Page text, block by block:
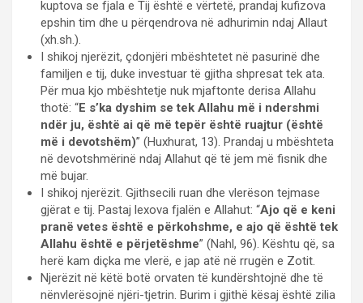
kuptova se fjala e Tij është e vërtetë, prandaj kufizova
epshin tim dhe u përqendrova në adhurimin ndaj Allaut
(xh.sh.).
I shikoj njerëzit, çdonjëri mbështetet në pasurinë dhe
familjen e tij, duke investuar të gjitha shpresat tek ata.
Për mua kjo mbështetje nuk mjaftonte derisa Allahu
thotë: “E s’ka dyshim se tek Allahu më i ndershmi
ndër ju, është ai që më tepër është ruajtur (është
më i devotshëm)” (Huxhurat, 13). Prandaj u mbështeta
në devotshmërinë ndaj Allahut që të jem më fisnik dhe
më bujar.
I shikoj njerëzit. Gjithsecili ruan dhe vlerëson tejmase
gjërat e tij. Pastaj lexova fjalën e Allahut: “Ajo që e keni
pranë vetes është e përkohshme, e ajo që është tek
Allahu është e përjetëshme” (Nahl, 96). Kështu që, sa
herë kam diçka me vlerë, e jap atë në rrugën e Zotit.
Njerëzit në këtë botë orvaten të kundërshtojnë dhe të
nënvlerësojnë njëri-tjetrin. Burim i gjithë kësaj është zilia